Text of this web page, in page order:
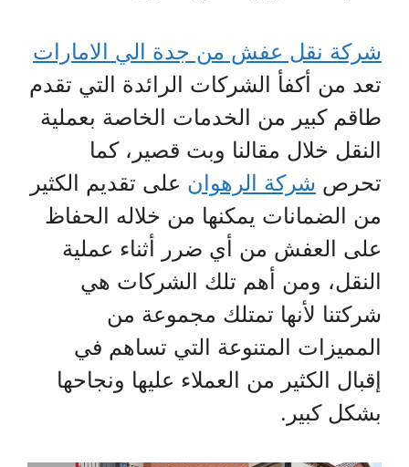
شركة نقل عفش من جدة الي الامارات
تعد من أكفأ الشركات الرائدة التي تقدم
طاقم كبير من الخدمات الخاصة بعملية
النقل خلال مقالنا وبت قصير، كما
تحرص شركة الرهوان على تقديم الكثير
من الضمانات يمكنها من خلاله الحفاظ
على العفش من أي ضرر أثناء عملية
النقل، ومن أهم تلك الشركات هي
شركتنا لأنها تمتلك مجموعة من
المميزات المتنوعة التي تساهم في
إقبال الكثير من العملاء عليها ونجاحها
بشكل كبير.